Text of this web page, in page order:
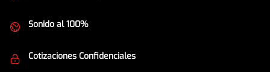
Sonido al 100%
Cotizaciones Confidenciales